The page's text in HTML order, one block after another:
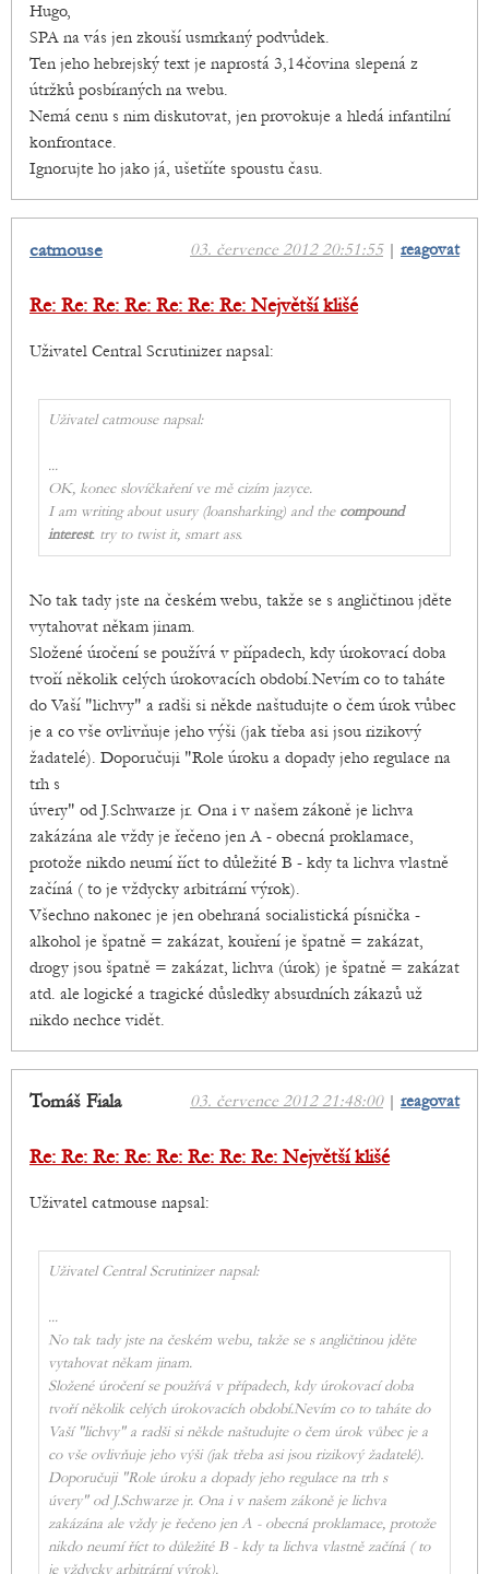
Hugo,
SPA na vás jen zkouší usmrkaný podvůdek.
Ten jeho hebrejský text je naprostá 3,14čovina slepená z
útržků posbíraných na webu.
Nemá cenu s nim diskutovat, jen provokuje a hledá infantilní
konfrontace.
Ignorujte ho jako já, ušetříte spoustu času.
03. července 2012 20:51:55| reagovat
catmouse
Re: Re: Re: Re: Re: Re: Re: Největší klišé
Uživatel Central Scrutinizer napsal:
Uživatel catmouse napsal:
...
OK, konec slovíčkaření ve mě cizím jazyce.
I am writing about usury (loansharking) and the compound
interest. try to twist it, smart ass.
No tak tady jste na českém webu, takže se s angličtinou jděte
vytahovat někam jinam.
Složené úročení se používá v případech, kdy úrokovací doba
tvoří několik celých úrokovacích období.Nevím co to taháte
do Vaší "lichvy" a radši si někde naštudujte o čem úrok vůbec
je a co vše ovlivňuje jeho výši (jak třeba asi jsou rizikový
žadatelé). Doporučuji "Role úroku a dopady jeho regulace na
trh s
úvery" od J.Schwarze jr. Ona i v našem zákoně je lichva
zakázána ale vždy je řečeno jen A - obecná proklamace,
protože nikdo neumí říct to důležité B - kdy ta lichva vlastně
začíná ( to je vždycky arbitrární výrok).
Všechno nakonec je jen obehraná socialistická písnička -
alkohol je špatně = zakázat, kouření je špatně = zakázat,
drogy jsou špatně = zakázat, lichva (úrok) je špatně = zakázat
atd. ale logické a tragické důsledky absurdních zákazů už
nikdo nechce vidět.
03. července 2012 21:48:00| reagovat
Tomáš Fiala
Re: Re: Re: Re: Re: Re: Re: Re: Největší klišé
Uživatel catmouse napsal:
Uživatel Central Scrutinizer napsal:
...
No tak tady jste na českém webu, takže se s angličtinou jděte
vytahovat někam jinam.
Složené úročení se používá v případech, kdy úrokovací doba
tvoří několik celých úrokovacích období.Nevím co to taháte do
Vaší "lichvy" a radši si někde naštudujte o čem úrok vůbec je a
co vše ovlivňuje jeho výši (jak třeba asi jsou rizikový žadatelé).
Doporučuji "Role úroku a dopady jeho regulace na trh s
úvery" od J.Schwarze jr. Ona i v našem zákoně je lichva
zakázána ale vždy je řečeno jen A - obecná proklamace, protože
nikdo neumí říct to důležité B - kdy ta lichva vlastně začíná ( to
je vždycky arbitrární výrok).